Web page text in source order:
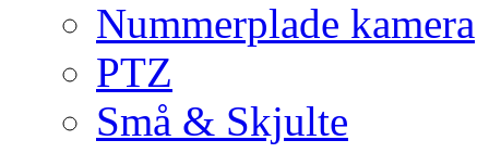
Nummerplade kamera
PTZ
Små & Skjulte